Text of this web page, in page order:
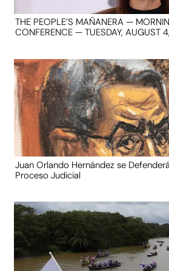
THE PEOPLE’S MAÑANERA —
CONFERENCE — TUESDAY, AUGUST
Juan Orlando Hernández se
Proceso Judicial